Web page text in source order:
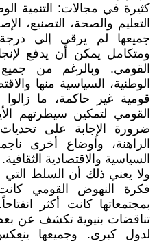
كثيرة في مجالات: التنمية
التعليم والصحة، التصنيع،
جميعها لم يرقى إلى
ومتكامل يمكن أن يدفع
القومي. وبالرغم من
الوطنية، السياسية منها
قومية غير حاكمة، ما
القومي لتمكين سيطرتهم
ضرورة الإجابة على تحديات
الراهنة، وأوضاع أخرى
السياسية والاقتصادية الثقافية.
ولا يعني ذلك أن السلط التي
فكرة النهوض القومي
بمجتمعاتها كانت أكثر
تناقضات بنيوية تكشف عن
لدول كبرى. وجميعها